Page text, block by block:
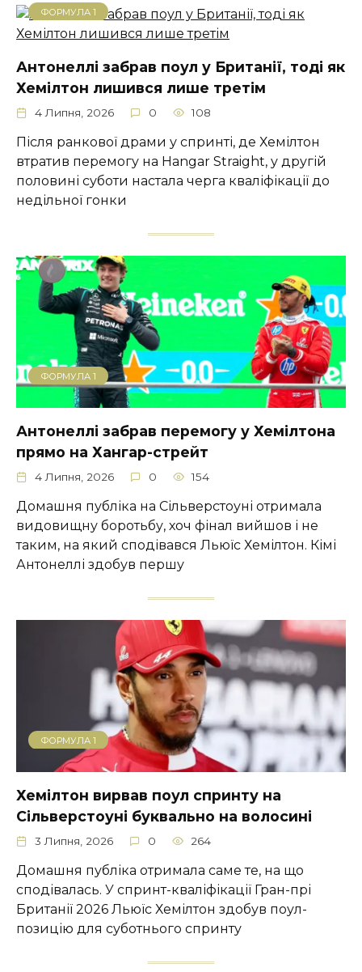
ФОРМУЛА 1
Антонеллі забрав поул у Британії, тоді як
Хемілтон лишився лише третім
4 Липня, 2026 0 108
Після ранкової драми у спринті, де Хемілтон
втратив перемогу на Hangar Straight, у другій
половині суботи настала черга кваліфікації до
недільної гонки
ФОРМУЛА 1
Антонеллі забрав перемогу у Хемілтона
прямо на Хангар-стрейт
4 Липня, 2026 0 154
Домашня публіка на Сільверстоуні отримала
видовищну боротьбу, хоч фінал вийшов і не
таким, на який сподівався Льюїс Хемілтон. Кімі
Антонеллі здобув першу
ФОРМУЛА 1
Хемілтон вирвав поул спринту на
Сільверстоуні буквально на волосині
3 Липня, 2026 0 264
Домашня публіка отримала саме те, на що
сподівалась. У спринт-кваліфікації Гран-прі
Британії 2026 Льюїс Хемілтон здобув поул-
позицію для суботнього спринту